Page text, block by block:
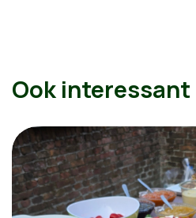
Ook interessant